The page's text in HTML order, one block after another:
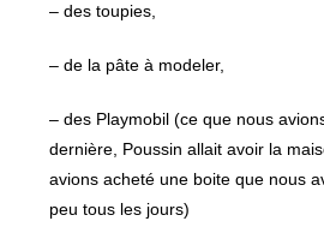
– des toupies,
– de la pâte à modeler,
– des Playmobil (ce que nous
dernière, Poussin allait avoir la
avions acheté une boite que nous
peu tous les jours)